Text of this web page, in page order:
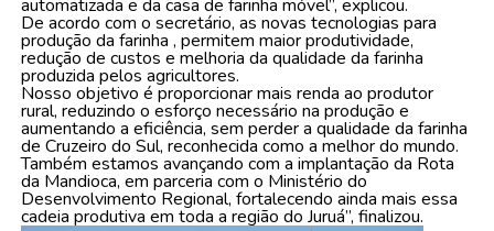
automatizada e da casa de farinha móvel”, explicou.
De acordo com o secretário, as novas tecnologias para
produção da farinha , permitem maior produtividade,
redução de custos e melhoria da qualidade da farinha
produzida pelos agricultores.
Nosso objetivo é proporcionar mais renda ao produtor
rural, reduzindo o esforço necessário na produção e
aumentando a eficiência, sem perder a qualidade da farinha
de Cruzeiro do Sul, reconhecida como a melhor do mundo.
Também estamos avançando com a implantação da Rota
da Mandioca, em parceria com o Ministério do
Desenvolvimento Regional, fortalecendo ainda mais essa
cadeia produtiva em toda a região do Juruá”, finalizou.